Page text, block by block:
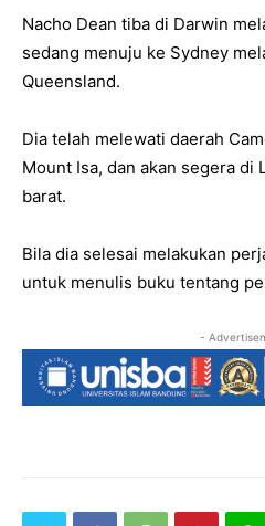
Nacho Dean tiba di Darwin
sedang menuju ke Sydney
Queensland.
Dia telah melewati daerah
Mount Isa, dan akan segera di
barat.
Bila dia selesai melakukan
untuk menulis buku tentang
-